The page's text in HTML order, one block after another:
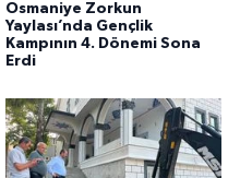
Osmaniye Zorkun
Yaylası’nda Gençlik
Kampının 4. Dönemi Sona
Erdi